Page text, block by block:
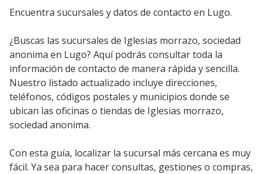
Encuentra sucursales y datos de contacto en Lugo.
¿Buscas las sucursales de Iglesias morrazo, sociedad
anonima en Lugo? Aquí podrás consultar toda la
información de contacto de manera rápida y sencilla.
Nuestro listado actualizado incluye direcciones,
teléfonos, códigos postales y municipios donde se
ubican las oficinas o tiendas de Iglesias morrazo,
sociedad anonima.
Con esta guía, localizar la sucursal más cercana es muy
fácil. Ya sea para hacer consultas, gestiones o compras,